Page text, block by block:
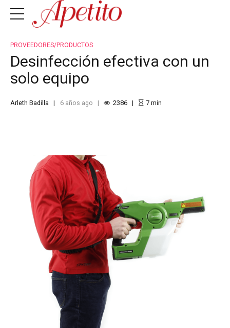
PROVEEDORES/PRODUCTOS
Desinfección efectiva con un
solo equipo
Arleth Badilla 6 años ago 2386 7min